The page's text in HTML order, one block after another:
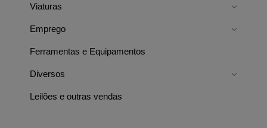
Viaturas
Emprego
Ferramentas e Equipamentos
Diversos
Leilões e outras vendas